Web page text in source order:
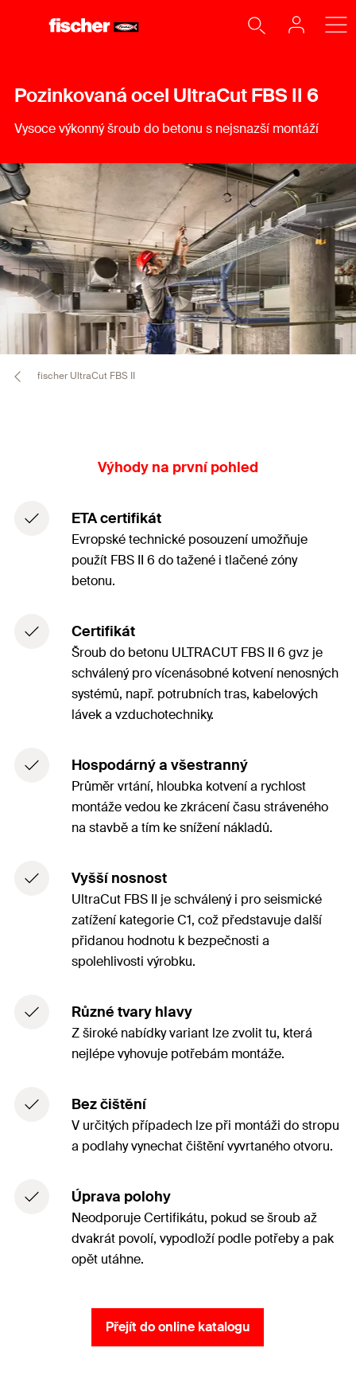
Pozinkovaná ocel UltraCut FBS II 6
Vysoce výkonný šroub do betonu s nejsnazší montáží
fischer UltraCut FBS II
Výhody na první pohled
ETA certifikát
Evropské technické posouzení umožňuje
použít FBS II 6 do tažené i tlačené zóny
betonu.
Certifikát
Šroub do betonu ULTRACUT FBS II 6 gvz je
schválený pro vícenásobné kotvení nenosných
systémů, např. potrubních tras, kabelových
lávek a vzduchotechniky.
Hospodárný a všestranný
Průměr vrtání, hloubka kotvení a rychlost
montáže vedou ke zkrácení času stráveného
na stavbě a tím ke snížení nákladů.
Vyšší nosnost
UltraCut FBS II je schválený i pro seismické
zatížení kategorie C1, což představuje další
přidanou hodnotu k bezpečnosti a
spolehlivosti výrobku.
Různé tvary hlavy
Z široké nabídky variant lze zvolit tu, která
nejlépe vyhovuje potřebám montáže.
Bez čištění
V určitých případech lze při montáži do stropu
a podlahy vynechat čištění vyvrtaného otvoru.
Úprava polohy
Neodporuje Certifikátu, pokud se šroub až
dvakrát povolí, vypodloží podle potřeby a pak
opět utáhne.
Přejít do online katalogu